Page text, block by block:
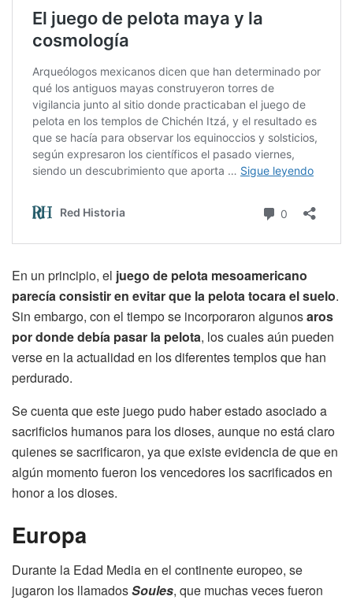
En un principio, el juego de pelota mesoamericano
parecía consistir en evitar que la pelota tocara el suelo.
Sin embargo, con el tiempo se incorporaron algunosaros
por donde debía pasar la pelota, los cuales aún pueden
verse en la actualidad en los diferentes templos que han
perdurado.
Se cuenta que este juego pudo haber estado asociado a
sacrificios humanos para los dioses, aunque no está claro
quienes se sacrificaron, ya que existe evidencia de que en
algún momento fueron los vencedores los sacrificados en
honor a los dioses.
Europa
Durante la Edad Media en el continente europeo, se
jugaron los llamadosSoules, que muchas veces fueron